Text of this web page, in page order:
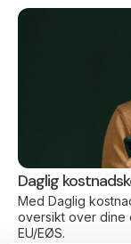
Daglig
Med Daglig
oversikt over dine
EU/EØS.